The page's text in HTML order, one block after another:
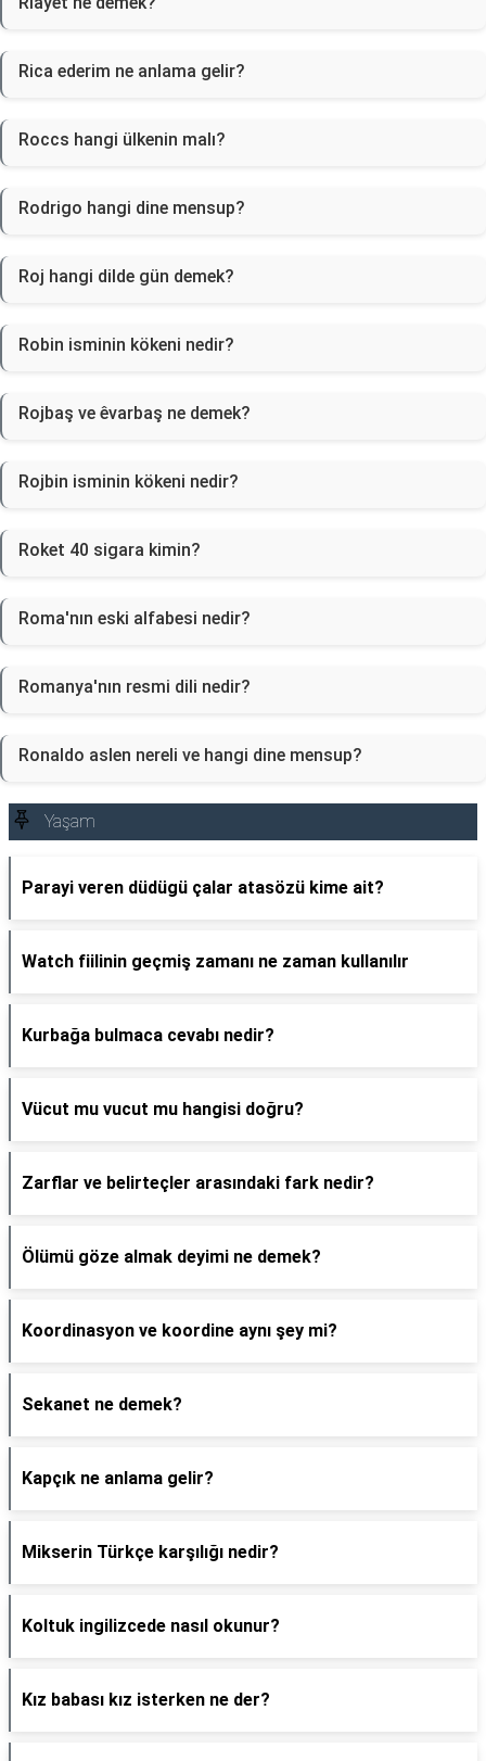
Rica ederim ne anlama gelir?
Roccs hangi ülkenin malı?
Rodrigo hangi dine mensup?
Roj hangi dilde gün demek?
Robin isminin kökeni nedir?
Rojbaş ve êvarbaş ne demek?
Rojbin isminin kökeni nedir?
Roket 40 sigara kimin?
Roma'nın eski alfabesi nedir?
Romanya'nın resmi dili nedir?
Ronaldo aslen nereli ve hangi dine mensup?
Yaşam
Parayi veren düdügü çalar atasözü kime ait?
Watch fiilinin geçmiş zamanı ne zaman kullanılır
Kurbağa bulmaca cevabı nedir?
Vücut mu vucut mu hangisi doğru?
Zarflar ve belirteçler arasındaki fark nedir?
Ölümü göze almak deyimi ne demek?
Koordinasyon ve koordine aynı şey mi?
Sekanet ne demek?
Kapçık ne anlama gelir?
Mikserin Türkçe karşılığı nedir?
Koltuk ingilizcede nasıl okunur?
Kız babası kız isterken ne der?